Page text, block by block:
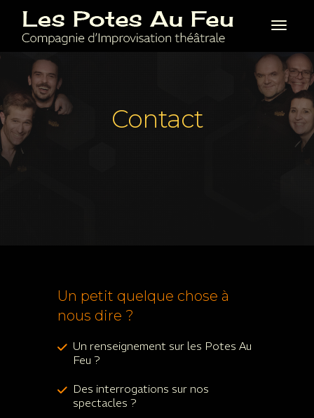
Contact
Un petit quelque chose à
nous dire ?
Un renseignement sur les Potes Au
Feu ?
Des interrogations sur nos
spectacles ?